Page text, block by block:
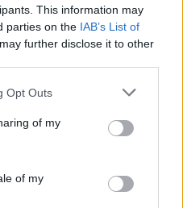
This information may
parties on the IAB’s List of
further disclose it to other
uses one or more Google
behaviour. You may click to
and its third-party tags to
purposes in below Google
Opt Outs
of my
of my
új Bicske Kelet